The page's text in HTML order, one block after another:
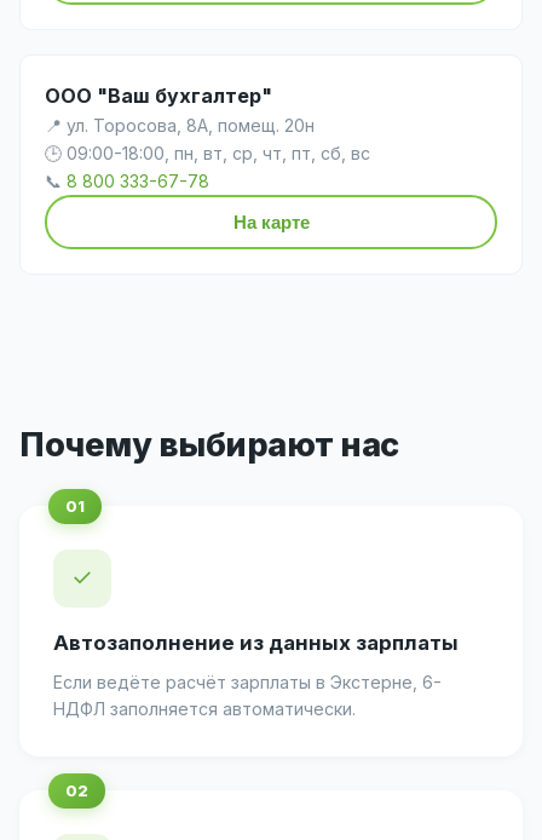
ООО "Ваш бухгалтер"
📍 ул. Торосова, 8А, помещ. 20н
🕒 09:00-18:00, пн, вт, ср, чт, пт, сб, вс
📞 8 800 333-67-78
На карте
Почему выбирают нас
✓
Автозаполнение из данных зарплаты
Если ведёте расчёт зарплаты в Экстерне, 6-
НДФЛ заполняется автоматически.